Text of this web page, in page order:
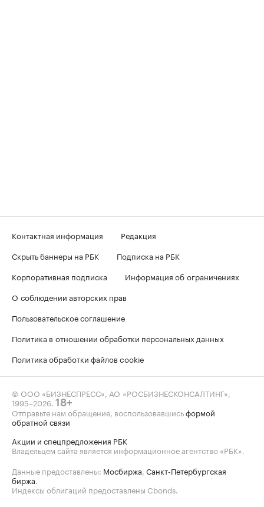
Контактная информация
Редакция
Скрыть баннеры на РБК
Подписка на РБК
Корпоративная подписка
Информация об ограничениях
О соблюдении авторских прав
Пользовательское соглашение
Политика в отношении обработки персональных данных
Политика обработки файлов cookie
© ООО «БИЗНЕСПРЕСС», АО «РОСБИЗНЕСКОНСАЛТИНГ»,
1995–2026. 18+
Отправьте нам обращение, воспользовавшисьформой
обратной связи
Акции и спецпредложения РБК
Владельцем сайта является информационное агентство «РБК».
Данные предоставлены: Мосбиржа, Санкт-Петербургская
биржа.
Индексы облигаций предоставлены Cbonds.